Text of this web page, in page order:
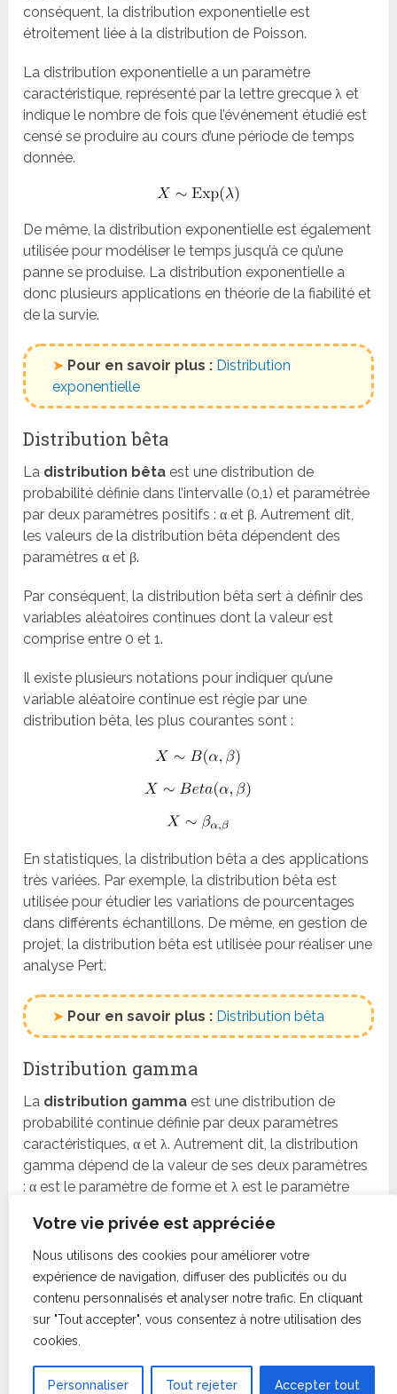
Votre vie privée est appréciée
Nous utilisons des cookies pour améliorer votre
expérience de navigation, diffuser des publicités ou du
contenu personnalisés et analyser notre trafic. En cliquant
sur "Tout accepter", vous consentez à notre utilisation des
cookies.
Personnaliser Tout rejeter Accepter tout
conséquent, la distribution exponentielle est
étroitement liée à la distribution de Poisson.
La distribution exponentielle a un paramètre
caractéristique, représenté par la lettre grecque λ et
indique le nombre de fois que l’événement étudié est
censé se produire au cours d’une période de temps
donnée.
De même, la distribution exponentielle est également
utilisée pour modéliser le temps jusqu’à ce qu’une
panne se produise. La distribution exponentielle a
donc plusieurs applications en théorie de la fiabilité et
de la survie.
➤ Pour en savoir plus : Distribution
exponentielle
Distribution bêta
La distribution bêta est une distribution de
probabilité définie dans l’intervalle (0,1) et paramétrée
par deux paramètres positifs : α et β. Autrement dit,
les valeurs de la distribution bêta dépendent des
paramètres α et β.
Par conséquent, la distribution bêta sert à définir des
variables aléatoires continues dont la valeur est
comprise entre 0 et 1.
Il existe plusieurs notations pour indiquer qu’une
variable aléatoire continue est régie par une
distribution bêta, les plus courantes sont :
En statistiques, la distribution bêta a des applications
très variées. Par exemple, la distribution bêta est
utilisée pour étudier les variations de pourcentages
dans différents échantillons. De même, en gestion de
projet, la distribution bêta est utilisée pour réaliser une
analyse Pert.
➤ Pour en savoir plus : Distribution bêta
Distribution gamma
La distribution gamma est une distribution de
probabilité continue définie par deux paramètres
caractéristiques, α et λ. Autrement dit, la distribution
gamma dépend de la valeur de ses deux paramètres
: α est le paramètre de forme et λ est le paramètre
Le symbole de la distribution gamma est la lettre
grecque majuscule Γ. Ainsi, si une variable aléatoire
suit une distribution gamma, elle s’écrit comme suit :
La distribution gamma peut également être
paramétrée à l’aide du paramètre de forme k = α et du